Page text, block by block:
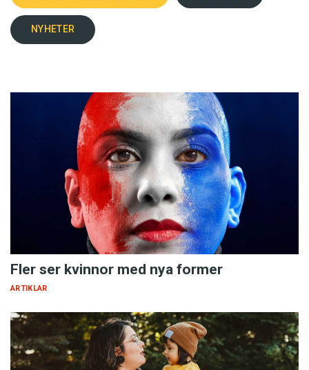
NYHETER
Fler ser kvinnor med nya former
ARTIKLAR